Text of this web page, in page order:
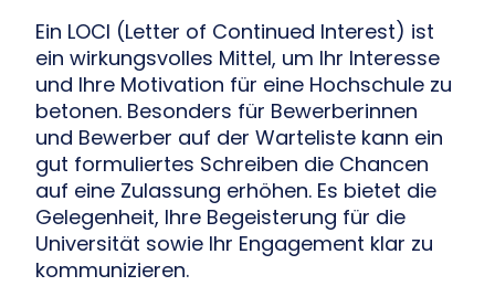
Ein LOCI (Letter of Continued Interest) ist
ein wirkungsvolles Mittel, um Ihr Interesse
und Ihre Motivation für eine Hochschule zu
betonen. Besonders für Bewerberinnen
und Bewerber auf der Warteliste kann ein
gut formuliertes Schreiben die Chancen
auf eine Zulassung erhöhen. Es bietet die
Gelegenheit, Ihre Begeisterung für die
Universität sowie Ihr Engagement klar zu
kommunizieren.